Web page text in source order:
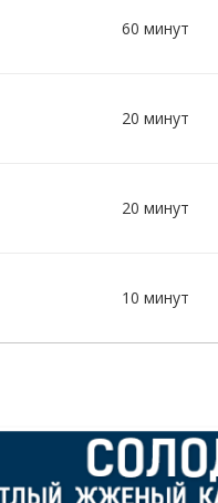
60 минут
20 минут
20 минут
10 минут